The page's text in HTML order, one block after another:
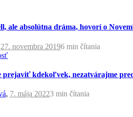
ale absolútna dráma, hovorí o
27. novembra 20196 min čítania
prejaviť kdekoľvek, nezatvárajme
, 7. mája 20223 min čítania